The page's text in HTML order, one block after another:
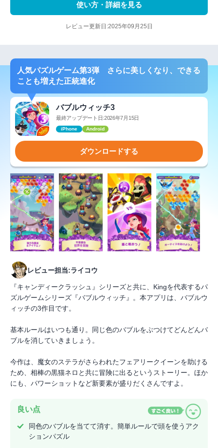
使い方・詳細を見る
レビュー更新日:2025年09月25日
人気パズルゲーム第3弾 さらに美しくなり、できる
ことも増えた正統進化
バブルウィッチ3
最終アップデート日:2026年7月15日
iPhone Android
ダウンロードする
レビュー担当:ライコウ
『キャンディークラッシュ』シリーズと共に、Kingを代表するパ
ズルゲームシリーズ『バブルウィッチ』。本アプリは、バブルウ
ィッチの3作目です。
基本ルールはいつも通り。同じ色のバブルをぶつけてどんどんバ
ブルを消していきましょう。
今作は、魔女のステラがさらわれたフェアリークイーンを助ける
ため、相棒の黒猫ネロと共に冒険に出るというストーリー。ほか
にも、パワーショットなど新要素が盛りだくさんですよ。
良い点
同色のバブルを当てて消す。簡単ルールで頭を使うアク
ションパズル